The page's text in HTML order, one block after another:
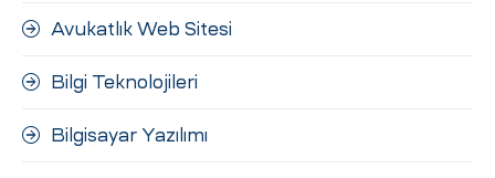
Avukatlık Web Sitesi
Bilgi Teknolojileri
Bilgisayar Yazılımı